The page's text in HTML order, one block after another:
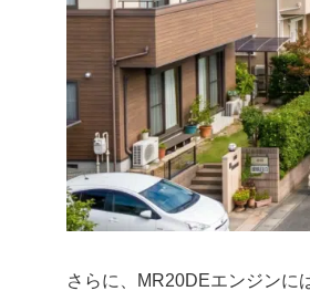
さらに、MR20DEエンジンに